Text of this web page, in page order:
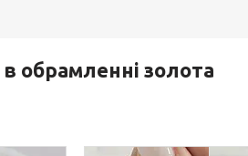
обрамленні золота